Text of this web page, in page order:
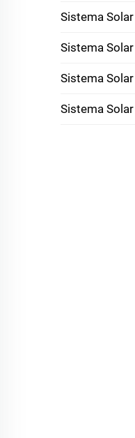
Sistema
Sistema
Sistema
Sistema